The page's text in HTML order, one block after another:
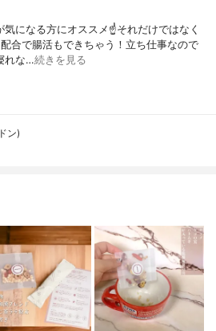
になる方にオススメ☝️それだけではなく
合で腸活もできちゃう！立ち仕事なので
れな…続きを見る
ン)